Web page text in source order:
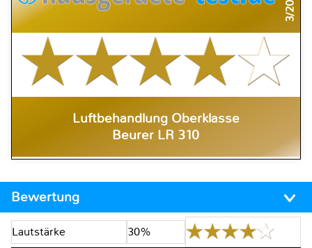
Luftbehandlung Oberklasse
Beurer LR 310
Bewertung
Lautstärke 30%